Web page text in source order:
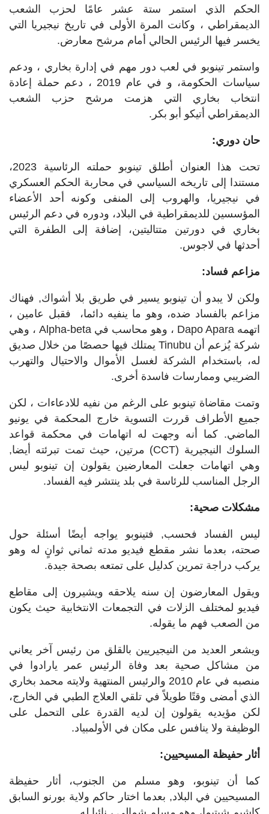
الحكم الذي استمر ستة عشر عامًا لحزب الشعب
الديمقراطي ، وكانت المرة الأولى في تاريخ نيجيريا التي
يخسر فيها الرئيس الحالي أمام مرشح معارض.
واستمر تينوبو في لعب دور مهم في إدارة بخاري ، ودعم
سياسات الحكومة، و في عام 2019 ، دعم حملة إعادة
انتخاب بخاري التي هزمت مرشح حزب الشعب
الديمقراطي أتيكو أبو بكر.
حان دوري:
تحت هذا العنوان أطلق تينوبو حملته الرئاسية 2023،
مستندا إلى تاريخه السياسي في محاربة الحكم العسكري
في نيجيريا، والهروب إلى المنفى وكونه أحد الأعضاء
المؤسسين للديمقراطية في البلاد، ودوره في دعم الرئيس
بخاري في دورتين متتاليتين، إضافة إلى الطفرة التي
أحدثها في لاجوس.
مزاعم فساد:
ولكن لا يبدو أن تينوبو يسير في طريق بلا أشواك, فهناك
مزاعم بالفساد ضده، وهو ما ينفيه دائما، فقبل عامين ،
اتهمه Dapo Apara ، وهو محاسب في Alpha-beta ، وهي
شركة يُزعم أن Tinubu يمتلك فيها حصصًا من خلال صديق
له، باستخدام الشركة لغسل الأموال والاحتيال والتهرب
الضريبي وممارسات فاسدة أخرى.
وتمت مقاضاة تينوبو على الرغم من نفيه للادعاءات ، لكن
جميع الأطراف قررت التسوية خارج المحكمة في يونيو
الماضي. كما أنه وجهت له اتهامات في محكمة قواعد
السلوك النيجيرية (CCT) مرتين، حيث تمت تبرئته أيضا,
وهي اتهامات جعلت المعارضين يقولون إن تينوبو ليس
الرجل المناسب للرئاسة في بلد ينتشر فيه الفساد.
مشكلات صحية:
ليس الفساد فحسب, فتينوبو يواجه أيضًا أسئلة حول
صحته، بعدما نشر مقطع فيديو مدته ثماني ثوانٍ له وهو
يركب دراجة تمرين كدليل على تمتعه بصحة جيدة.
ويقول المعارضون إن سنه يلاحقه ويشيرون إلى مقاطع
فيديو لمختلف الزلات في التجمعات الانتخابية حيث يكون
من الصعب فهم ما يقوله.
ويشعر العديد من النيجيريين بالقلق من رئيس آخر يعاني
من مشاكل صحية بعد وفاة الرئيس عمر يارادوا في
منصبه في عام 2010 والرئيس المنتهية ولايته محمد بخاري
الذي أمضى وقتًا طويلاً في تلقي العلاج الطبي في الخارج،
لكن مؤيديه يقولون إن لديه القدرة على التحمل على
الوظيفة ولا ينافس على مكان في الأولمبياد.
أثار حفيظة المسيحيين:
كما أن تينوبو، وهو مسلم من الجنوب، أثار حفيظة
المسيحيين في البلاد, بعدما اختار حاكم ولاية بورنو السابق